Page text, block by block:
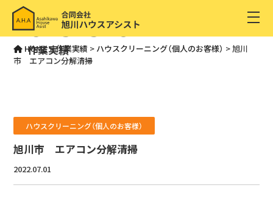
CASESTUDY
作業実績
HOME>作業実績 > ハウスクリーニング（個人のお客様） >旭川
市 エアコン分解清掃
ハウスクリーニング（個人のお客様）
旭川市 エアコン分解清掃
2022.07.01